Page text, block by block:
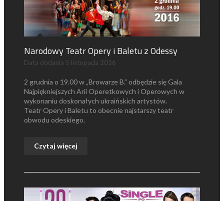
Narodowy Teatr Opery i Baletu z Odessy
Data dodania 5 listopada 2016
2 grudnia o 19.00 w „Browarze B.” odbędzie się Gala
Najpiękniejszych Arii Operetkowych i Operowych w
wykonaniu doskonałych ukraińskich artystów.
Teatr Opery i Baletu to obecnie najstarszy teatr
obwodu odeskiego.
Czytaj więcej